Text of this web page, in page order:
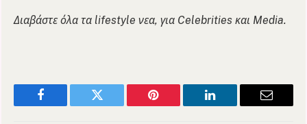
Διαβάστε όλα τα lifestyle νεα, για Celebrities και Media.
Facebook Twitter Pinterest LinkedIn Email